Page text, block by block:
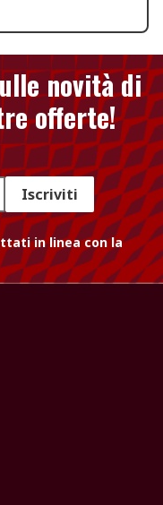
novità di
offerte!
Iscriviti
in linea con la